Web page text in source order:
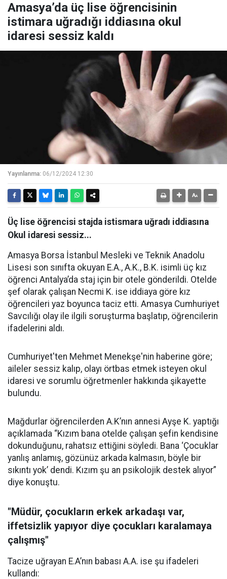
Amasya’da üç lise öğrencisinin
istimara uğradığı iddiasına okul
idaresi sessiz kaldı
Yayınlanma: 06/12/2024 12:30
Üç lise öğrencisi stajda istismara uğradı iddiasına
Okul idaresi sessiz...
Amasya Borsa İstanbul Mesleki ve Teknik Anadolu
Lisesi son sınıfta okuyan E.A., A.K., B.K. isimli üç kız
öğrenci Antalya’da staj için bir otele gönderildi. Otelde
şef olarak çalışan Necmi K. ise iddiaya göre kız
öğrencileri yaz boyunca taciz etti. Amasya Cumhuriyet
Savcılığı olay ile ilgili soruşturma başlatıp, öğrencilerin
ifadelerini aldı.
Cumhuriyet'ten Mehmet Menekşe'nin haberine göre;
aileler sessiz kalıp, olayı örtbas etmek isteyen okul
idaresi ve sorumlu öğretmenler hakkında şikayette
bulundu.
Mağdurlar öğrencilerden A.K’nın annesi Ayşe K. yaptığı
açıklamada “Kızım bana otelde çalışan şefin kendisine
dokunduğunu, rahatsız ettiğini söyledi. Bana ‘Çocuklar
yanlış anlamış, gözünüz arkada kalmasın, böyle bir
sıkıntı yok’ dendi. Kızım şu an psikolojik destek alıyor”
diye konuştu.
"Müdür, çocukların erkek arkadaşı var,
iffetsizlik yapıyor diye çocukları karalamaya
çalışmış"
Tacize uğrayan E.A’nın babası A.A. ise şu ifadeleri
kullandı: